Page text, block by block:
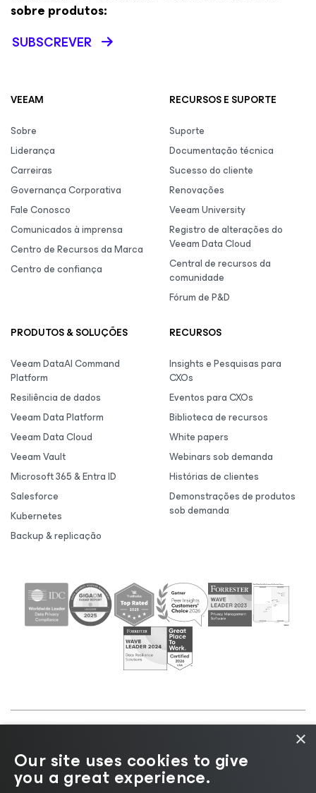
sobre produtos:
SUBSCREVER
VEEAM
Sobre
Liderança
Carreiras
Governança Corporativa
Fale Conosco
Comunicados à imprensa
Centro de Recursos da Marca
Centro de confiança
RECURSOS E SUPORTE
Suporte
Documentação técnica
Sucesso do cliente
Renovações
Veeam University
Registro de alterações do
Veeam Data Cloud
Central de recursos da
comunidade
Fórum de P&D
PRODUTOS & SOLUÇÕES
Veeam DataAI Command
Platform
Resiliência de dados
Veeam Data Platform
Veeam Data Cloud
Veeam Vault
Microsoft 365 & Entra ID
Salesforce
Kubernetes
Backup & replicação
RECURSOS
Insights e Pesquisas para
CXOs
Eventos para CXOs
Biblioteca de recursos
White papers
Webinars sob demanda
Histórias de clientes
Demonstrações de produtos
sob demanda
|
Aviso de Cookies|Jurídico|Política de
licenciamento |Recursos para Fornecedores
×
Our site uses cookies to give
you a great experience.